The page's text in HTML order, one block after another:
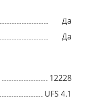
Да
Да
12228
UFS 4.1